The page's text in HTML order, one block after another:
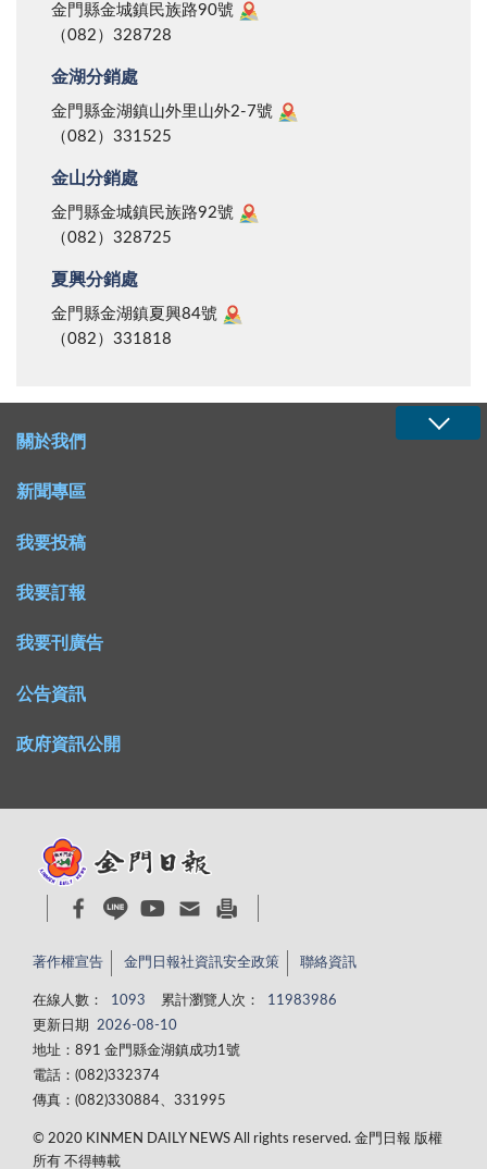
金門縣金城鎮民族路90號
（082）328728
金湖分銷處
金門縣金湖鎮山外里山外2-7號
（082）331525
金山分銷處
金門縣金城鎮民族路92號
（082）328725
夏興分銷處
金門縣金湖鎮夏興84號
（082）331818
關於我們
新聞專區
我要投稿
我要訂報
我要刊廣告
公告資訊
政府資訊公開
著作權宣告 金門日報社資訊安全政策 聯絡資訊
在線人數： 1093 累計瀏覽人次：
11983986
更新日期
2026-08-10
地址：891 金門縣金湖鎮成功1號
電話：(082)332374
傳真：(082)330884、331995
© 2020 KINMEN DAILY NEWS All rights reserved. 金門日報 版權
所有 不得轉載